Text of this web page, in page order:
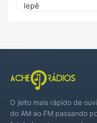
Iepê
Palmital
Paraguaçu Paulista
O jeito mais rápido de
do AM ao FM passando